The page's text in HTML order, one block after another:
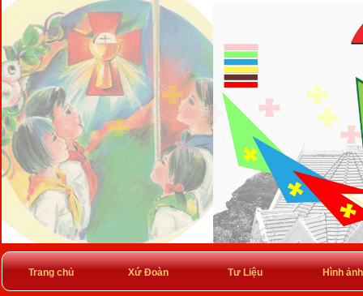
Trang chủ Xứ Đoàn Tư Liệu Hình ảnh